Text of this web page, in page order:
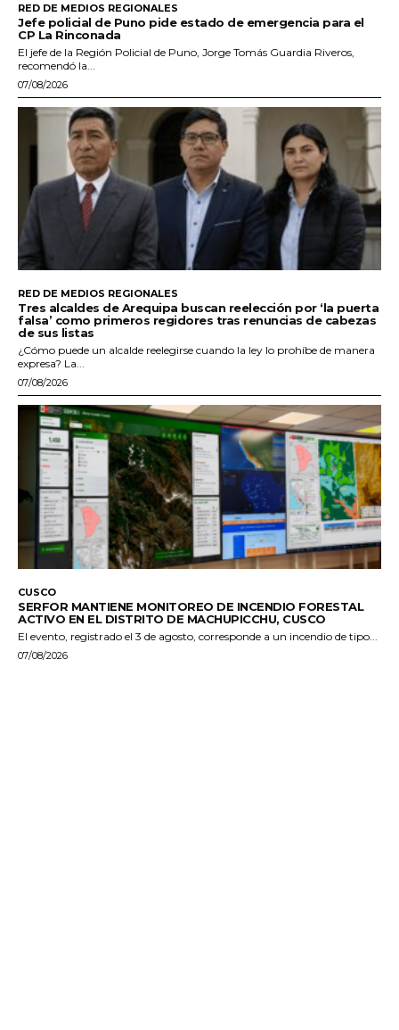
RED DE MEDIOS REGIONALES
Jefe policial de Puno pide estado de emergencia para el
CP La Rinconada
El jefe de la Región Policial de Puno, Jorge Tomás Guardia Riveros,
recomendó la...
07/08/2026
RED DE MEDIOS REGIONALES
Tres alcaldes de Arequipa buscan reelección por ‘la puerta
falsa’ como primeros regidores tras renuncias de cabezas
de sus listas
¿Cómo puede un alcalde reelegirse cuando la ley lo prohíbe de manera
expresa? La...
07/08/2026
CUSCO
SERFOR MANTIENE MONITOREO DE INCENDIO FORESTAL
ACTIVO EN EL DISTRITO DE MACHUPICCHU, CUSCO
El evento, registrado el 3 de agosto, corresponde a un incendio de tipo...
07/08/2026